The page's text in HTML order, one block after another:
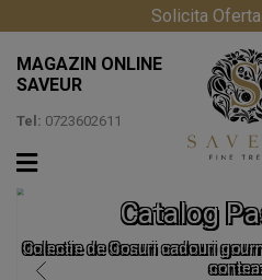
Solicita
MAGAZIN ONLINE
SAVEUR
Tel: 0723602611
Catalog
Colectie de Cosuri cadouri